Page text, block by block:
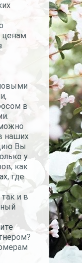
ценам.
в
наших
Вы
у
как
где
и в